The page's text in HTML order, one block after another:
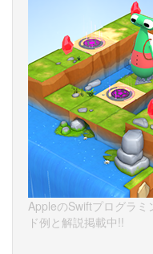
AppleのSwiftプログラ
ド例と解説掲載中!!